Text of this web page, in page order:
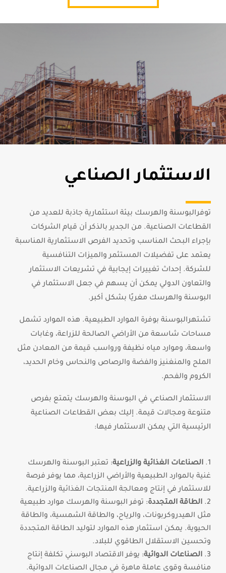
الاستثمار الصناعي
توفرالبوسنة والهرسك بيئة استثمارية جاذبة للعديد من
القطاعات الصناعية. من الجدير بالذكر أن قيام الشركات
بإجراء البحث المناسب وتحديد الفرص الاستثمارية المناسبة
يعتمد على تفضيلات المستثمر والميزات التنافسية
للشركة. إحداث تغييرات إيجابية في تشريعات الاستثمار
والتعاون الدولي يمكن أن يسهم في جعل الاستثمار في
البوسنة والهرسك مغريًا بشكل أكبر.
تشتهرالبوسنة بوفرة الموارد الطبيعية. هذه الموارد تشمل
مساحات شاسعة من الأراضي الصالحة للزراعة، وغابات
واسعة، وموارد مياه نظيفة ورواسب قيمة من المعادن مثل
الملح والمنغنيز والفضة والرصاص والنحاس وخام الحديد،
الكروم والفحم.
الاستثمار الصناعي في البوسنة والهرسك يتمتع بفرص
متنوعة ومجالات قيمة. إليك بعض القطاعات الصناعية
الرئيسية التي يمكن الاستثمار فيها:
الصناعات الغذائية والزراعية: تعتبر البوسنة والهرسك
غنية بالموارد الطبيعية والأراضي الزراعية، مما يوفر فرصة
للاستثمار في إنتاج ومعالجة المنتجات الغذائية والزراعية.
الطاقة المتجددة: توفر البوسنة والهرسك موارد طبيعية
مثل الهيدروكربونات، والرياح، والطاقة الشمسية، والطاقة
الحيوية. يمكن استثمار هذه الموارد لتوليد الطاقة المتجددة
وتحسين الاستقلال الطاقوي للبلاد.
الصناعات الدوائية: يوفر الاقتصاد البوسني تكلفة إنتاج
منافسة وقوى عاملة ماهرة في مجال الصناعات الدوائية.